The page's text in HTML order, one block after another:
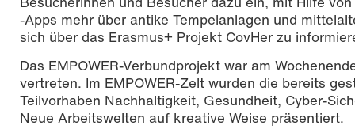
-Apps mehr über antike Tempelanlagen und
sich über das Erasmus+ Projekt CovHer zu
Das EMPOWER-Verbundprojekt war am
vertreten. Im EMPOWER-Zelt wurden die bereits
Teilvorhaben Nachhaltigkeit, Gesundheit, Cyber-
Neue Arbeitswelten auf kreative Weise präsentiert.